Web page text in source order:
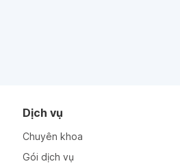
Dịch vụ
Chuyên khoa
Gói dịch vụ